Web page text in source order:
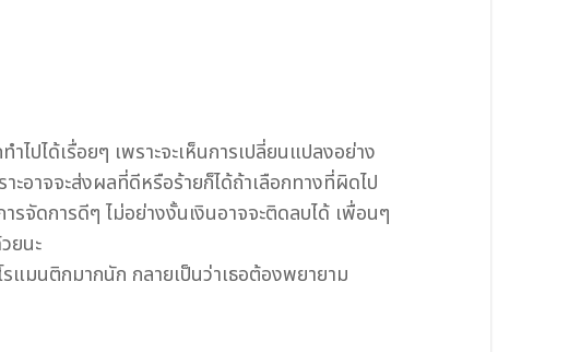
ปได้เรื่อยๆ เพราะจะเห็นการเปลี่ยนแปลงอย่าง
ะอาจจะส่งผลที่ดีหรือร้ายก็ได้ถ้าเลือกทางที่ผิดไป
รจัดการดีๆ ไม่อย่างงั้นเงินอาจจะติดลบได้ เพื่อนๆ
ยนะ
รแมนติกมากนัก กลายเป็นว่าเธอต้องพยายาม